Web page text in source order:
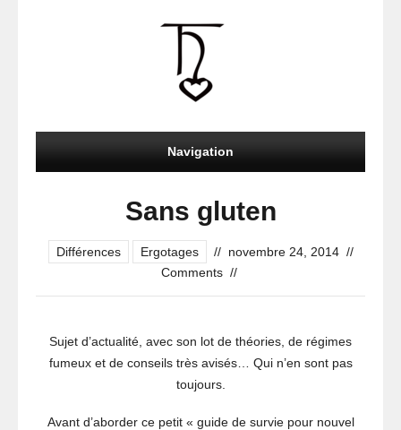
Navigation
Sans gluten
Différences Ergotages // novembre 24, 2014 //
Comments //
Sujet d’actualité, avec son lot de théories, de régimes
fumeux et de conseils très avisés… Qui n’en sont pas
toujours.
Avant d’aborder ce petit « guide de survie pour nouvel